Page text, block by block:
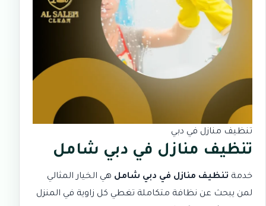
تنظيف منازل في دبي
تنظيف منازل في دبي شامل
خدمة تنظيف منازل في دبي شامل هي الخيار المثالي
لمن يبحث عن نظافة متكاملة تغطي كل زاوية في المنزل